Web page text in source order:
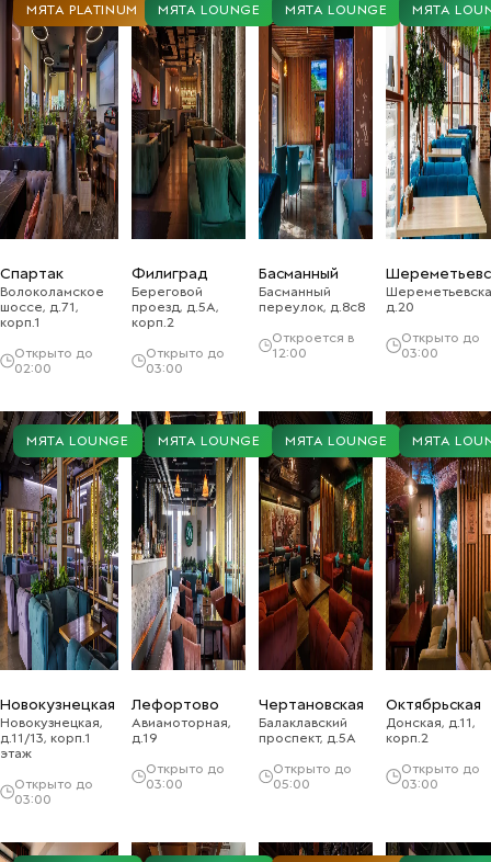
МЯТА PLATINUM
Спартак
Волоколамское
шоссе, д.71,
корп.1
Открыто до
02:00
МЯТА LOUNGE
Филиград
Береговой
проезд, д.5А,
корп.2
Открыто до
03:00
МЯТА LOUNGE
Басманный
Басманный
переулок, д.8с8
Откроется в
12:00
МЯТА
д.20
Открыто до
03:00
МЯТА LOUNGE
Новокузнецкая
Новокузнецкая,
д.11/13, корп.1
этаж
Открыто до
03:00
МЯТА LOUNGE
Лефортово
Авиамоторная,
д.19
Открыто до
03:00
МЯТА LOUNGE
Чертановская
Балаклавский
проспект, д.5А
Открыто до
05:00
МЯТА
Октябрьская
Донская, д.11,
корп.2
Открыто до
03:00